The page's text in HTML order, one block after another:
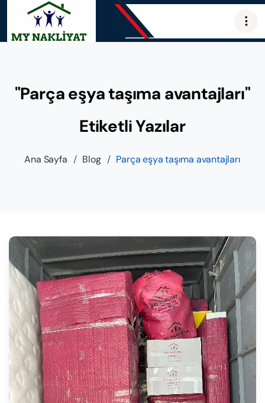
"Parça eşya taşıma avantajları"
Etiketli Yazılar
Ana Sayfa / Blog / Parça eşya taşıma avantajları